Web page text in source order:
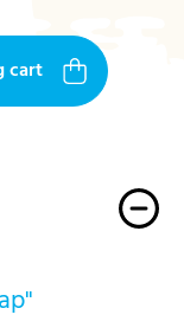
amount
cart